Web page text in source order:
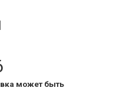
может быть